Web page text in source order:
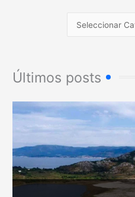
Últimos posts